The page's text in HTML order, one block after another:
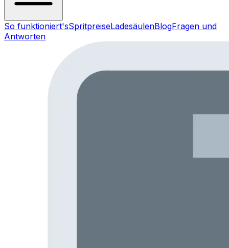
So funktioniert'sSpritpreiseLadesäulenBlogFragen und
Antworten